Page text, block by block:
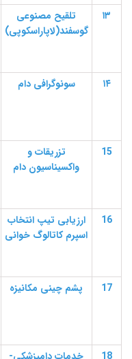
۱۳
تلقیح مصنوعی
گوسفند(لاپاراسکوپی)
۱۴ سونوگرافی دام
15
تزریقات و
واکسیناسیون دام
16
ارزیابی تیپ انتخاب
اسپرم کاتالوگ خوانی
17 پشم چینی مکانیزه